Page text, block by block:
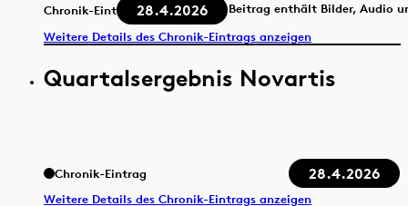
Chronik-Eintrag 28.4.2026
Beitrag enthält Bilder, Audio
Weitere Details des Chronik-Eintrags anzeigen
Quartalsergebnis Novartis
Chronik-Eintrag 28.4.2026
Weitere Details des Chronik-Eintrags anzeigen